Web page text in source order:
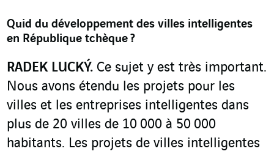
Quid du développement des villes intelligentes
en République tchèque ?
RADEK LUCKÝ. Ce sujet y est très important.
Nous avons étendu les projets pour les
villes et les entreprises intelligentes dans
plus de 20 villes de 10 000 à 50 000
habitants. Les projets de villes intelligentes